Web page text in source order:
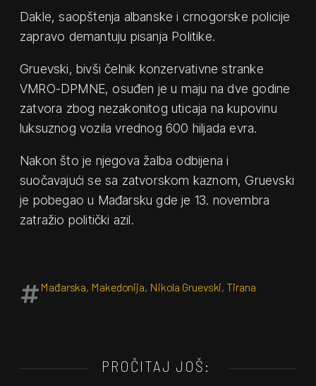
Dakle, saopštenja albanske i crnogorske policije
zapravo demantuju pisanja Politike.
Gruevski, bivši čelnik konzervativne stranke
VMRO-DPMNE, osuđen je u maju na dve godine
zatvora zbog nezakonitog uticaja na kupovinu
luksuznog vozila vrednog 600 hiljada evra.
Nakon što je njegova žalba odbijena i
suočavajući se sa zatvorskom kaznom, Gruevski
je pobegao u Mađarsku gde je 13. novembra
zatražio politički azil.
Mađarska, Makedonija, Nikola Gruevski,Tirana
PROČITAJ JOŠ: